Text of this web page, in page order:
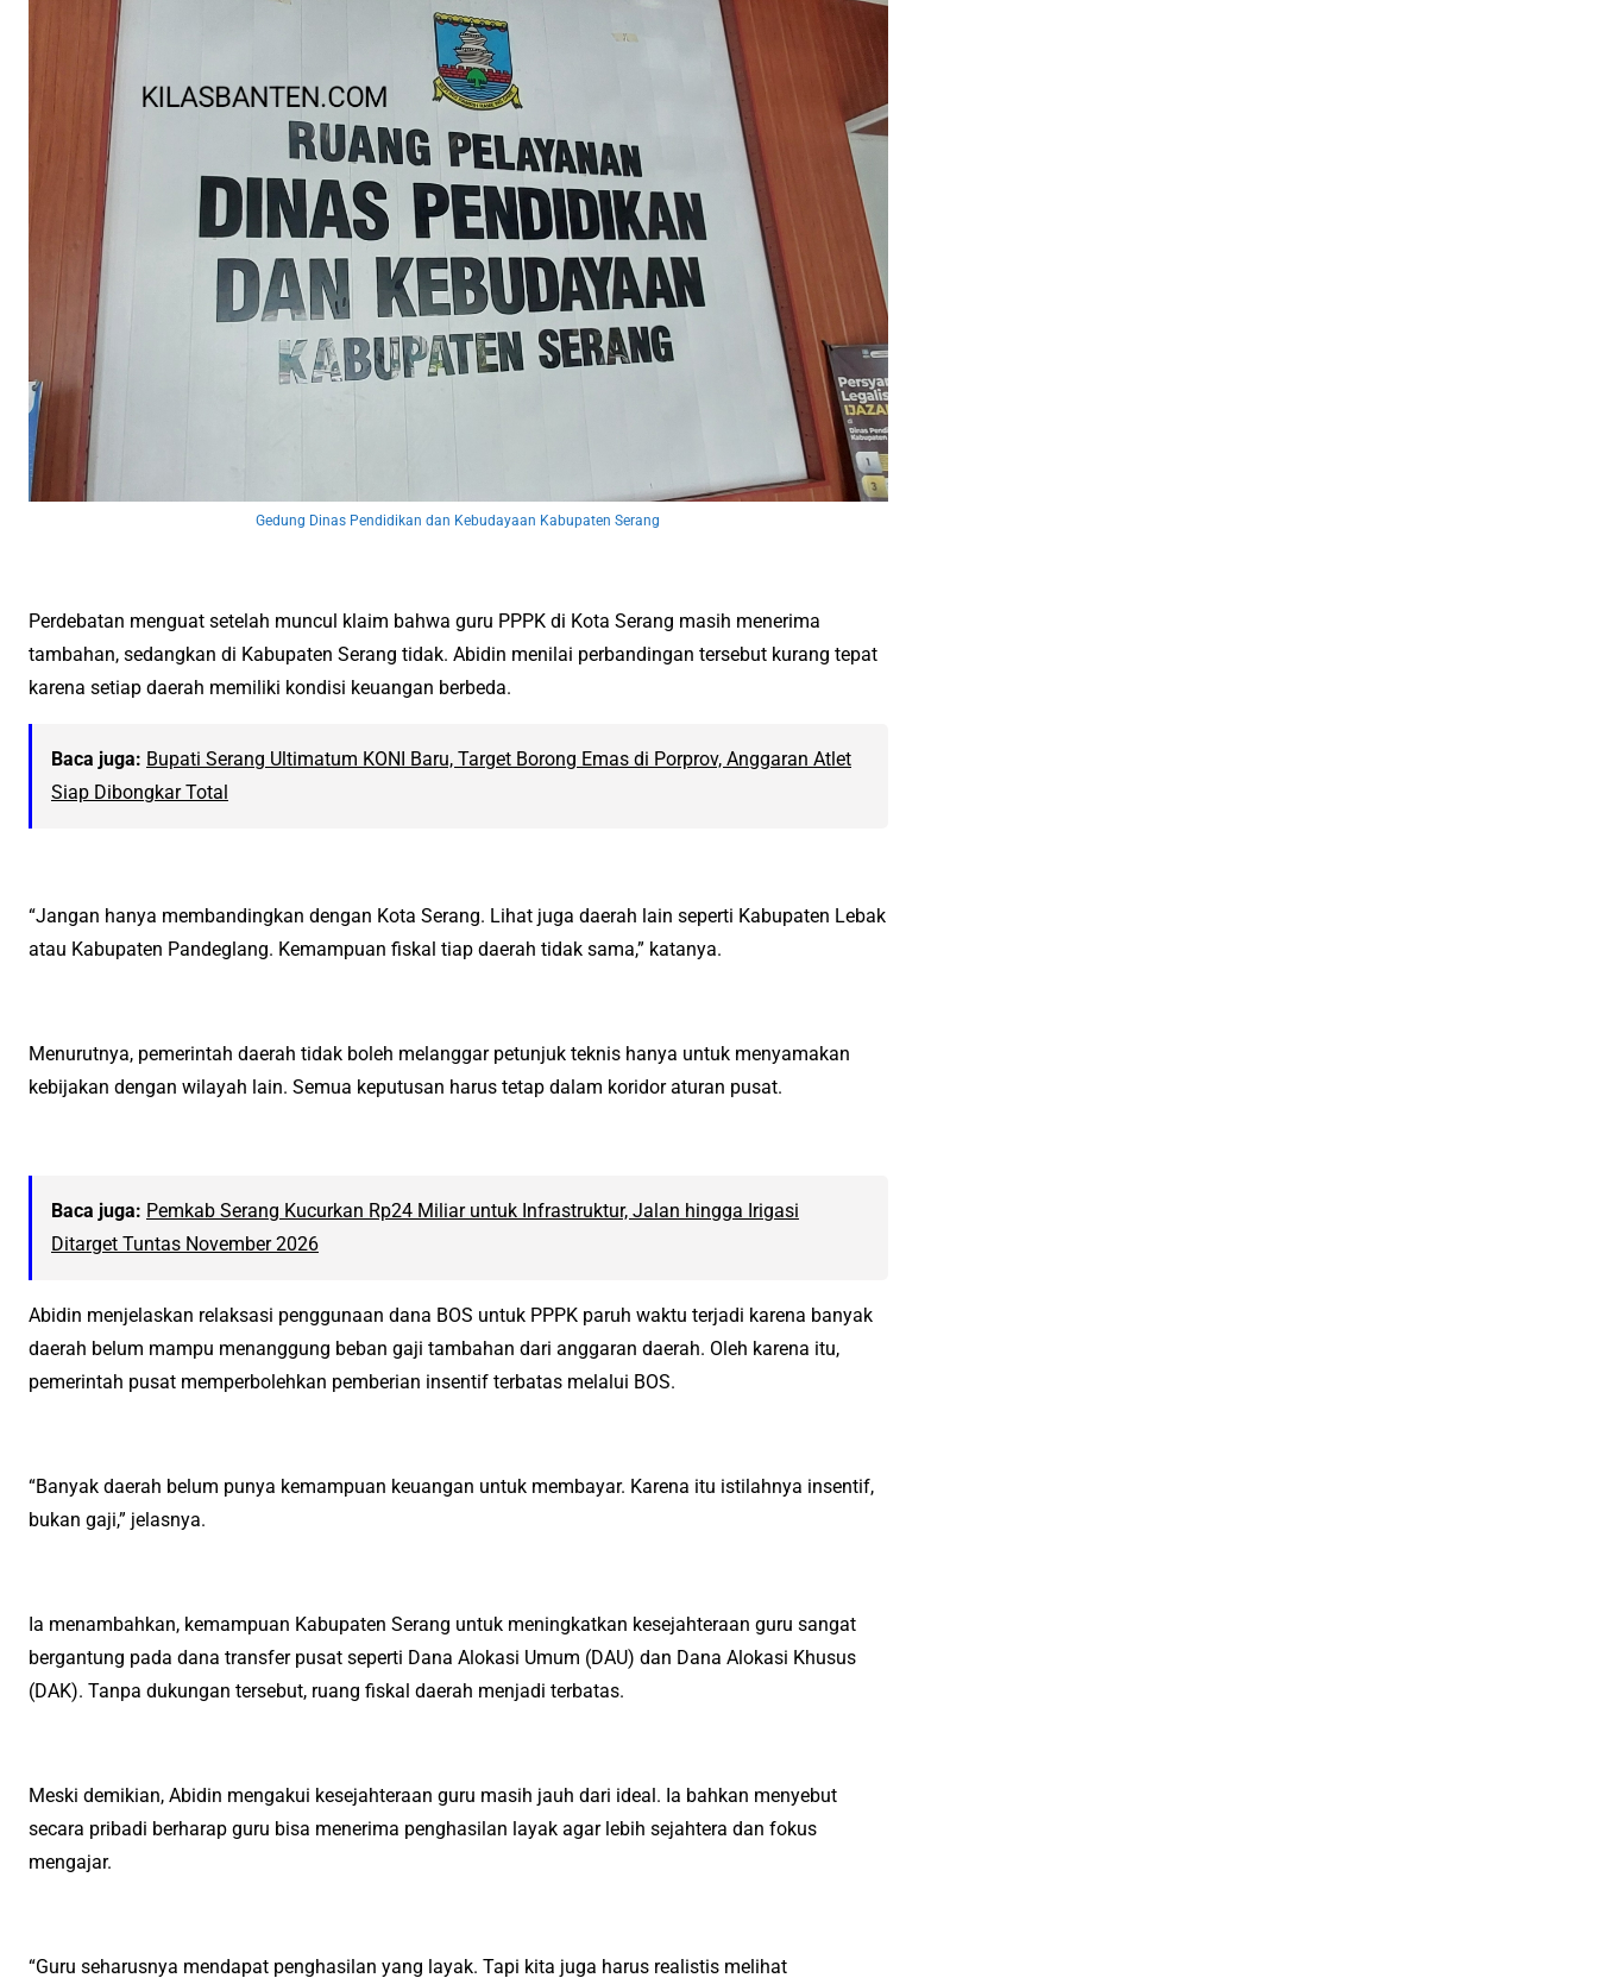
Gedung Dinas Pendidikan dan Kebudayaan Kabupaten Serang
Perdebatan menguat setelah muncul klaim bahwa guru PPPK di Kota Serang masih menerima
tambahan, sedangkan di Kabupaten Serang tidak. Abidin menilai perbandingan tersebut kurang tepat
karena setiap daerah memiliki kondisi keuangan berbeda.
Baca juga: Bupati Serang Ultimatum KONI Baru, Target Borong Emas di Porprov, Anggaran Atlet
Siap Dibongkar Total
“Jangan hanya membandingkan dengan Kota Serang. Lihat juga daerah lain seperti Kabupaten Lebak
atau Kabupaten Pandeglang. Kemampuan fiskal tiap daerah tidak sama,” katanya.
Menurutnya, pemerintah daerah tidak boleh melanggar petunjuk teknis hanya untuk menyamakan
kebijakan dengan wilayah lain. Semua keputusan harus tetap dalam koridor aturan pusat.
Baca juga: Pemkab Serang Kucurkan Rp24 Miliar untuk Infrastruktur, Jalan hingga Irigasi
Ditarget Tuntas November 2026
Abidin menjelaskan relaksasi penggunaan dana BOS untuk PPPK paruh waktu terjadi karena banyak
daerah belum mampu menanggung beban gaji tambahan dari anggaran daerah. Oleh karena itu,
pemerintah pusat memperbolehkan pemberian insentif terbatas melalui BOS.
“Banyak daerah belum punya kemampuan keuangan untuk membayar. Karena itu istilahnya insentif,
bukan gaji,” jelasnya.
Ia menambahkan, kemampuan Kabupaten Serang untuk meningkatkan kesejahteraan guru sangat
bergantung pada dana transfer pusat seperti Dana Alokasi Umum (DAU) dan Dana Alokasi Khusus
(DAK). Tanpa dukungan tersebut, ruang fiskal daerah menjadi terbatas.
Meski demikian, Abidin mengakui kesejahteraan guru masih jauh dari ideal. Ia bahkan menyebut
secara pribadi berharap guru bisa menerima penghasilan layak agar lebih sejahtera dan fokus
mengajar.
“Guru seharusnya mendapat penghasilan yang layak. Tapi kita juga harus realistis melihat